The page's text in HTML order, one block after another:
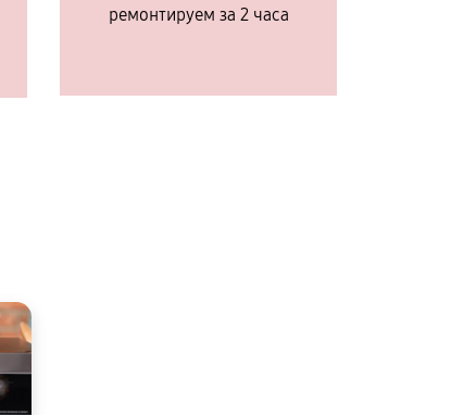
ремонтируем за 2 часа